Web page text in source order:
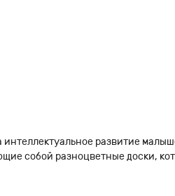
развитие
собой разноцветные доски,